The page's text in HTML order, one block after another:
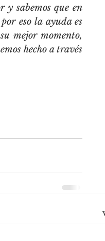
y sabemos que en
eso la ayuda es
mejor momento,
hecho a través